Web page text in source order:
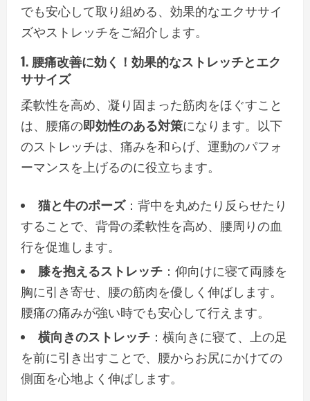
でも安心して取り組める、効果的なエクササイ
ズやストレッチをご紹介します。
1. 腰痛改善に効く！効果的なストレッチとエク
ササイズ
柔軟性を高め、凝り固まった筋肉をほぐすこと
は、腰痛の即効性のある対策になります。以下
のストレッチは、痛みを和らげ、運動のパフォ
ーマンスを上げるのに役立ちます。
猫と牛のポーズ：背中を丸めたり反らせたり
することで、背骨の柔軟性を高め、腰周りの血
行を促進します。
膝を抱えるストレッチ ：仰向けに寝て両膝を
胸に引き寄せ、腰の筋肉を優しく伸ばします。
腰痛の痛みが強い時でも安心して行えます。
横向きのストレッチ ：横向きに寝て、上の足
を前に引き出すことで、腰からお尻にかけての
側面を心地よく伸ばします。